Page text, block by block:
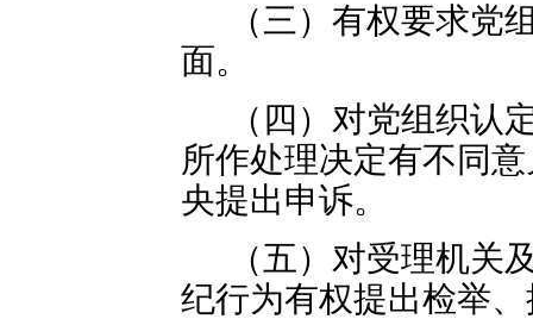
（三）有权要求党
面。
（四）对党组织认
所作处理决定有不同
央提出申诉。
（五）对受理机关
纪行为有权提出检举